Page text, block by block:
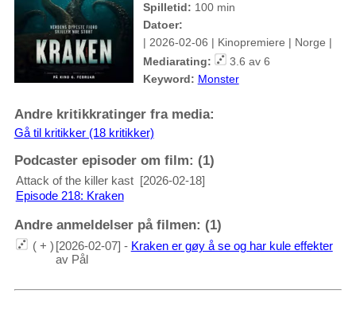
Spilletid: 100 min
Datoer:
| 2026-02-06 | Kinopremiere | Norge |
Mediarating:
3.6 av 6
Keyword: Monster
Andre kritikkratinger fra media:
Gå til kritikker (18 kritikker)
Podcaster episoder om film: (1)
Attack of the killer kast [2026-02-18]
Episode 218: Kraken
Andre anmeldelser på filmen: (1)
( + ) [2026-02-07] - Kraken er gøy å se og har kule effekter
av Pål